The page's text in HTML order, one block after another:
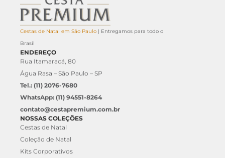
Cestas de Natal em São Paulo | Entregamos para todo o
Brasil
ENDEREÇO
Rua Itamaracá, 80
Água Rasa – São Paulo – SP
Tel.: (11) 2076-7680
WhatsApp: (11) 94551-8264
contato@cestapremium.com.br
NOSSAS COLEÇÕES
Cestas de Natal
Coleção de Natal
Kits Corporativos